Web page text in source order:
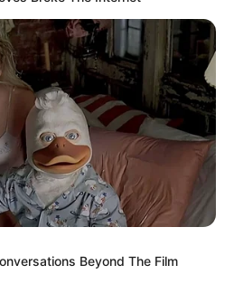
Beyond The Film